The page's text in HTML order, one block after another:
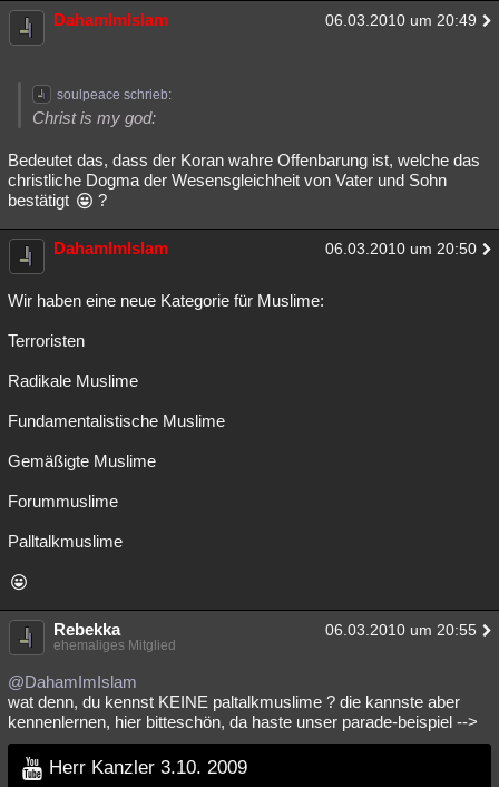
DahamImIslam 06.03.2010 um 20:49
soulpeace schrieb:
Christ is my god:
Bedeutet das, dass der Koran wahre Offenbarung ist, welche das
christliche Dogma der Wesensgleichheit von Vater und Sohn
bestätigt
?
DahamImIslam 06.03.2010 um 20:50
Wir haben eine neue Kategorie für Muslime:
Terroristen
Radikale Muslime
Fundamentalistische Muslime
Gemäßigte Muslime
Forummuslime
Palltalkmuslime
Rebekka 06.03.2010 um 20:55
ehemaliges Mitglied
@DahamImIslam
wat denn, du kennst KEINE paltalkmuslime ? die kannste aber
kennenlernen, hier bitteschön, da haste unser parade-beispiel -->
Herr Kanzler 3.10. 2009